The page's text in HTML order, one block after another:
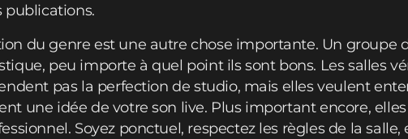
publications.
du genre est une autre chose importante. Un groupe
peu importe à quel point ils sont bons. Les salles
pas la perfection de studio, mais elles veulent
une idée de votre son live. Plus important encore,
Soyez ponctuel, respectez les règles de la